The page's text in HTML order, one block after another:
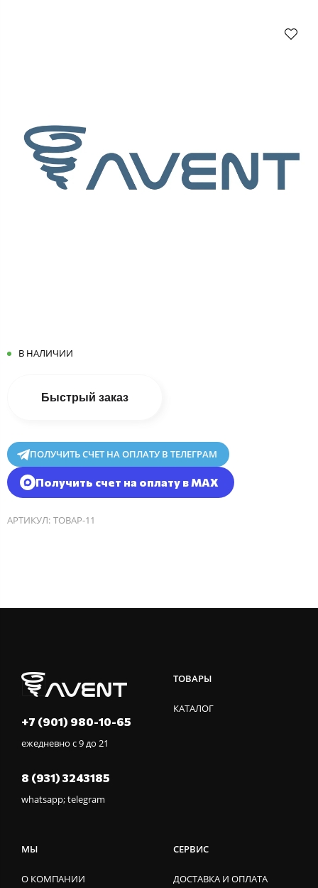
В НАЛИЧИИ
Быстрый заказ
ПОЛУЧИТЬ СЧЕТ НА ОПЛАТУ В ТЕЛЕГРАМ
Получить счет на оплату в MAX
АРТИКУЛ: ТОВАР-11
+7 (901) 980-10-65
ежедневно с 9 до 21
8 (931) 3243185
whatsapp; telegram
ТОВАРЫ
КАТАЛОГ
МЫ
О КОМПАНИИ
СЕРВИС
ДОСТАВКА И ОПЛАТА